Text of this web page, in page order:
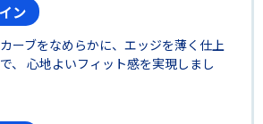
ン
ーブをなめらかに、エッジを薄く仕上
、 心地よいフィット感を実現しまし